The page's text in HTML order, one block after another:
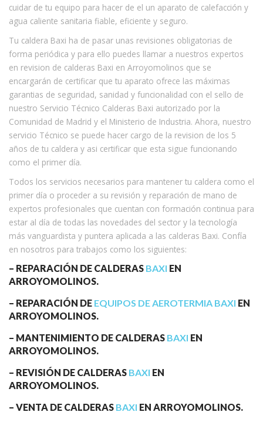
cuidar de tu equipo para hacer de el un aparato de calefacción y
agua caliente sanitaria fiable, eficiente y seguro.
Tu caldera Baxi ha de pasar unas revisiones obligatorias de
forma periódica y para ello puedes llamar a nuestros expertos
en revision de calderas Baxi en Arroyomolinos que se
encargarán de certificar que tu aparato ofrece las máximas
garantias de seguridad, sanidad y funcionalidad con el sello de
nuestro Servicio Técnico Calderas Baxi autorizado por la
Comunidad de Madrid y el Ministerio de Industria. Ahora, nuestro
servicio Técnico se puede hacer cargo de la revision de los 5
años de tu caldera y asi certificar que esta sigue funcionando
como el primer día.
Todos los servicios necesarios para mantener tu caldera como el
primer día o proceder a su revisión y reparación de mano de
expertos profesionales que cuentan con formación continua para
estar al día de todas las novedades del sector y la tecnología
más vanguardista y puntera aplicada a las calderas Baxi. Confía
en nosotros para trabajos como los siguientes:
– REPARACIÓN DE CALDERAS BAXI EN
ARROYOMOLINOS.
– REPARACIÓN DE EQUIPOS DE AEROTERMIA BAXI EN
ARROYOMOLINOS.
– MANTENIMIENTO DE CALDERAS BAXI EN
ARROYOMOLINOS.
– REVISIÓN DE CALDERAS BAXI EN
ARROYOMOLINOS.
– VENTA DE CALDERAS BAXI EN ARROYOMOLINOS.